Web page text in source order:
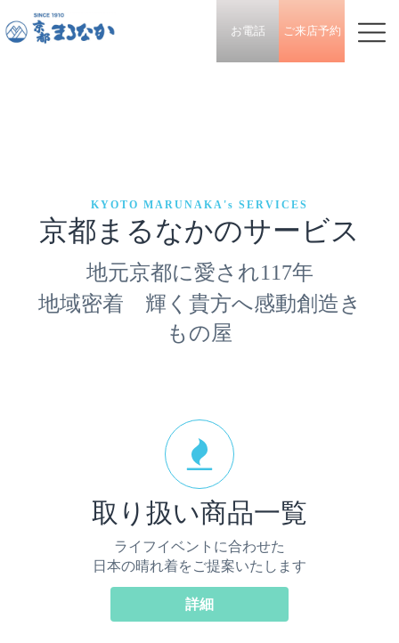
お電話 ご来店予約
KYOTO MARUNAKA's SERVICES
京都まるなかのサービス
地元京都に愛され117年
地域密着 輝く貴方へ感動創造き
もの屋
取り扱い商品一覧
ライフイベントに合わせた
日本の晴れ着をご提案いたします
詳細